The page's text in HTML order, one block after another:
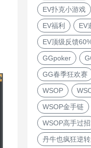
EV扑克小游戏
EV福利 EV
EV顶级反馈
GGpoker
GG春季狂欢赛
WSOP
WSOP金手链
WSOP高手过招
丹牛也疯狂逆